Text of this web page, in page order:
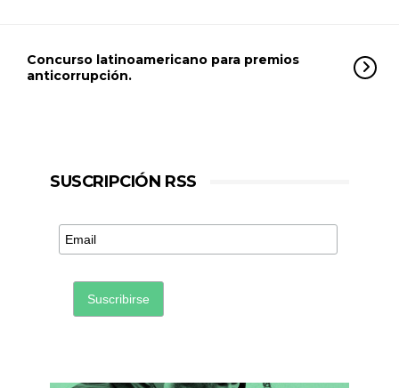
Concurso latinoamericano para premios
anticorrupción.
SUSCRIPCIÓN RSS